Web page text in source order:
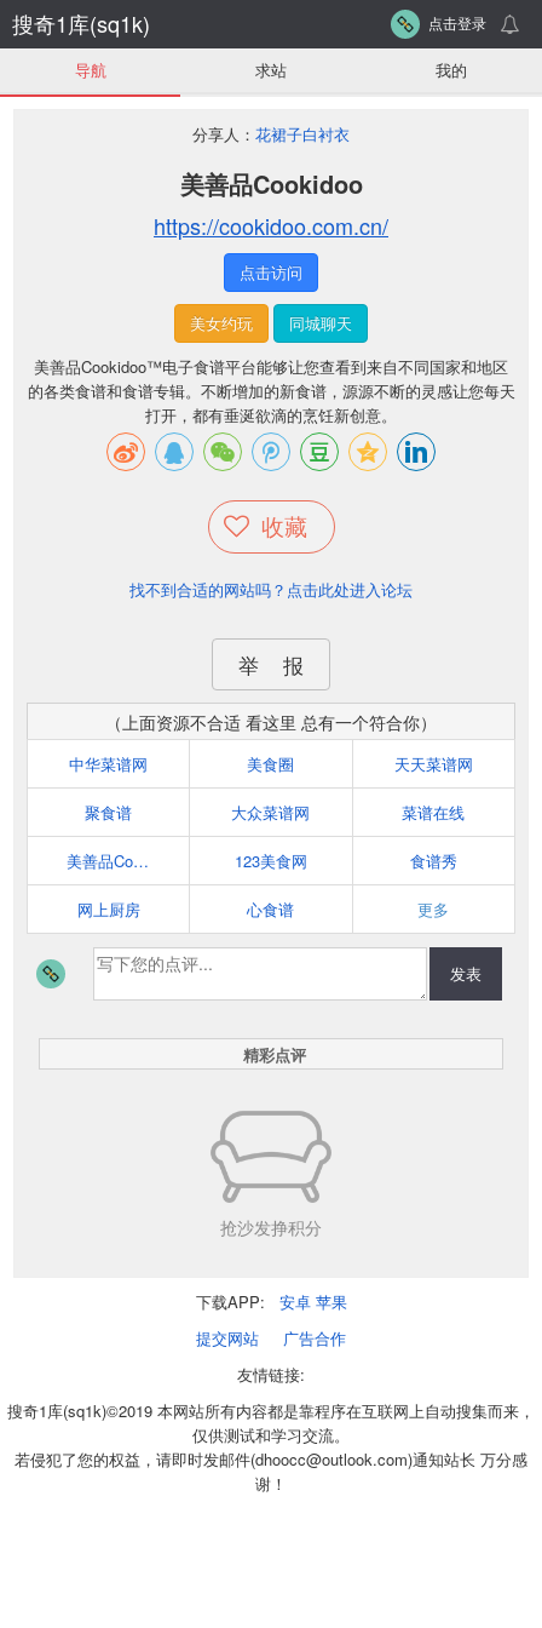
搜奇1库(sq1k) 点击登录
导航 求站 我的
分享人： 花裙子白衬衣
美善品Cookidoo
https://cookidoo.com.cn/
点击访问
美女约玩
同城聊天
美善品Cookidoo™电子食谱平台能够让您查看到来自不同国家和地区
的各类食谱和食谱专辑。不断增加的新食谱，源源不断的灵感让您每天
打开，都有垂涎欲滴的烹饪新创意。
收藏
找不到合适的网站吗？点击此处进入论坛
举 报
（上面资源不合适 看这里 总有一个符合你）
中华菜谱网 美食圈 天天菜谱网
聚食谱 大众菜谱网 菜谱在线
美善品Cookidoo 123美食网 食谱秀
网上厨房 心食谱 更多
发表
精彩点评
抢沙发挣积分
下载APP: 安卓 苹果
提交网站
广告合作
友情链接:
搜奇1库(sq1k)©2019 本网站所有内容都是靠程序在互联网上自动搜集而来，
仅供测试和学习交流。
若侵犯了您的权益，请即时发邮件(dhoocc@outlook.com)通知站长 万分感
谢！